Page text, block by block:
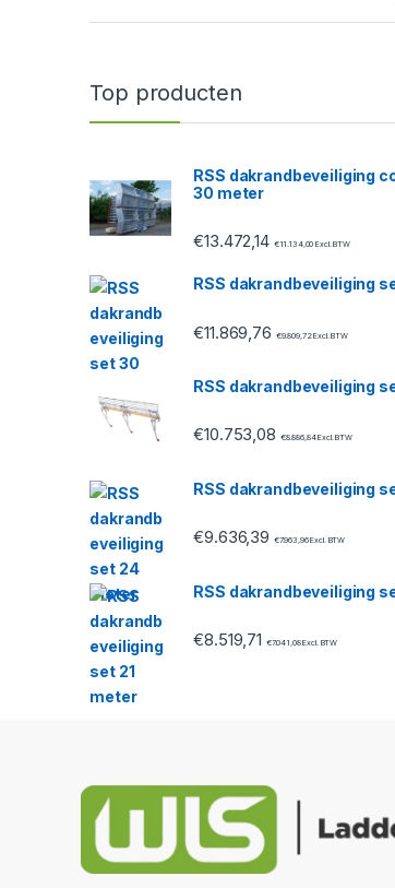
Top producten
RSS dakrandbeveiliging
30 meter
€13.472,14 €11.134,00 Excl. BTW
RSS dakrandbeveiliging
€11.869,76 €9.809,72Excl. BTW
RSS dakrandbeveiliging
€10.753,08 €8.886,84Excl. BTW
RSS dakrandbeveiliging
€9.636,39 €7.963,96Excl. BTW
RSS dakrandbeveiliging
€8.519,71 €7.041,08Excl. BTW